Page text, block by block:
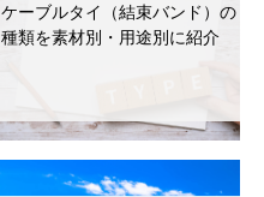
ケーブルタイ（結束バンド）の
種類を素材別・用途別に紹介